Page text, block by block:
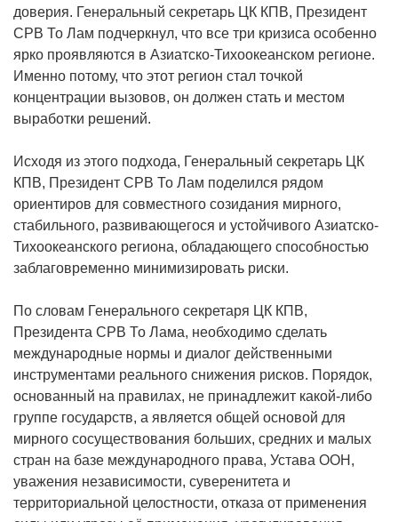
доверия. Генеральный секретарь ЦК КПВ, Президент
СРВ То Лам подчеркнул, что все три кризиса особенно
ярко проявляются в Азиатско-Тихоокеанском регионе.
Именно потому, что этот регион стал точкой
концентрации вызовов, он должен стать и местом
выработки решений.
Исходя из этого подхода, Генеральный секретарь ЦК
КПВ, Президент СРВ То Лам поделился рядом
ориентиров для совместного созидания мирного,
стабильного, развивающегося и устойчивого Азиатско-
Тихоокеанского региона, обладающего способностью
заблаговременно минимизировать риски.
По словам Генерального секретаря ЦК КПВ,
Президента СРВ То Лама, необходимо сделать
международные нормы и диалог действенными
инструментами реального снижения рисков. Порядок,
основанный на правилах, не принадлежит какой-либо
группе государств, а является общей основой для
мирного сосуществования больших, средних и малых
стран на базе международного права, Устава ООН,
уважения независимости, суверенитета и
территориальной целостности, отказа от применения